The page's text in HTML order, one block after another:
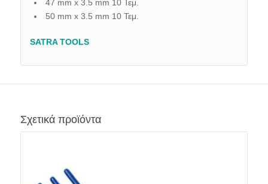
47 mm x 3.5 mm 10 Τεμ.
50 mm x 3.5 mm 10 Τεμ.
SATRA TOOLS
Σχετικά προϊόντα